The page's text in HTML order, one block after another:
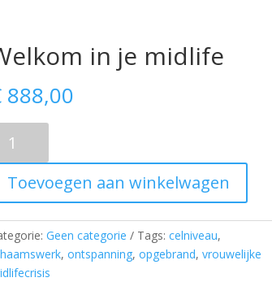
in je midlife
888,00
Toevoegen aan winkelwagen
Geen categorie Tags: celniveau,
, ontspanning, opgebrand, vrouwelijke